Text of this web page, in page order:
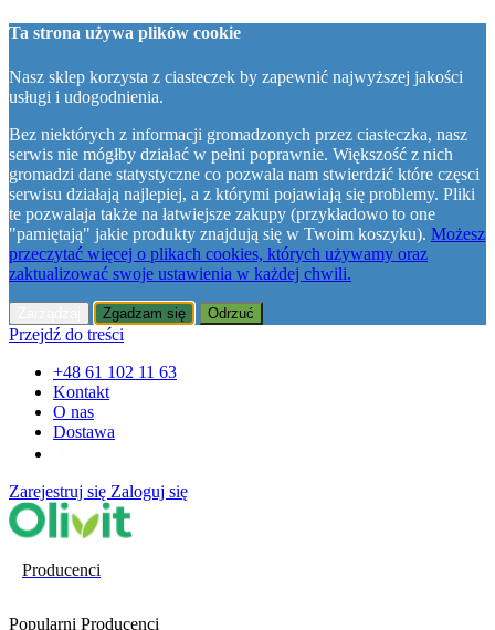
Ta strona używa plików cookie
Nasz sklep korzysta z ciasteczek by zapewnić najwyższej jakości
usługi i udogodnienia.
Bez niektórych z informacji gromadzonych przez ciasteczka, nasz
serwis nie mógłby działać w pełni poprawnie. Większość z nich
gromadzi dane statystyczne co pozwala nam stwierdzić które częsci
serwisu działają najlepiej, a z którymi pojawiają się problemy. Pliki
te pozwalaja także na łatwiejsze zakupy (przykładowo to one
"pamiętają" jakie produkty znajdują się w Twoim koszyku). Możesz
przeczytać więcej o plikach cookies, których używamy oraz
zaktualizować swoje ustawienia w każdej chwili.
Zgadzam się Odrzuć
Przejdź do treści
+48 61 102 11 63
Kontakt
O nas
Dostawa
Zarejestruj się Zaloguj się
Producenci
Popularni Producenci